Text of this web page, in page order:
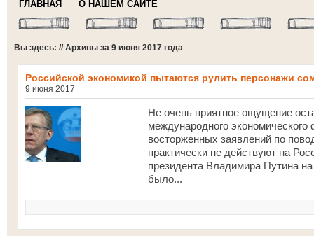
ГЛАВНАЯ О НАШЕМ САЙТЕ
Вы здесь: // Архивы за 9 июня 2017 года
Российской экономикой пытаются рулить персонажи
9 июня 2017
Не очень приятное ощущение
международного
восторженных заявлений по
практически не действуют на
президента Владимира Путина
было...